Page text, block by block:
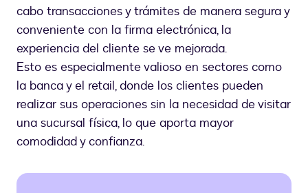
cabo transacciones y trámites de manera segura y
conveniente con la firma electrónica, la
experiencia del cliente se ve mejorada.
Esto es especialmente valioso en sectores como
la banca y el retail, donde los clientes pueden
realizar sus operaciones sin la necesidad de visitar
una sucursal física, lo que aporta mayor
comodidad y confianza.